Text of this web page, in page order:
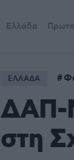
Ελλάδα
ΕΛΛΑΔΑ
ΔΑΠ-
στη